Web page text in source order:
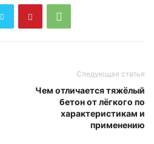
Следующая статья
Чем отличается тяжёлый
бетон от лёгкого по
характеристикам и
применению